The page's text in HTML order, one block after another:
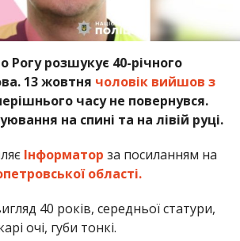
Рогу розшукує 40-річного
13 жовтня чоловік вийшов з
часу не повернувся.
на спині та на лівій руці.
Інформатор за посиланням на
області.
40 років, середньої статури,
очі, губи тонкі.